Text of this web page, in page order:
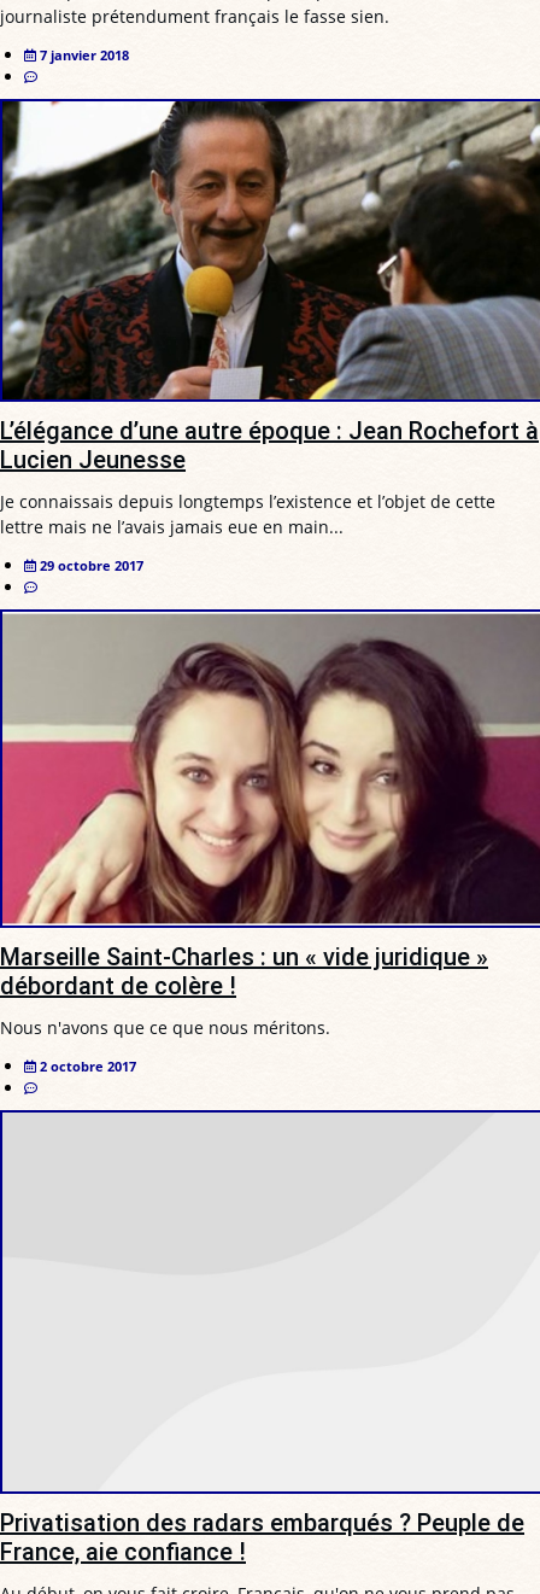
journaliste prétendument français le fasse sien.
7 janvier 2018
L’élégance d’une autre époque : Jean Rochefort à
Lucien Jeunesse
Je connaissais depuis longtemps l’existence et l’objet de cette
lettre mais ne l’avais jamais eue en main...
29 octobre 2017
Marseille Saint-Charles : un « vide juridique »
débordant de colère !
Nous n'avons que ce que nous méritons.
2 octobre 2017
Privatisation des radars embarqués ? Peuple de
France, aie confiance !